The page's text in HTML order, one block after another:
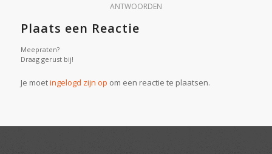
ANTWOORDEN
Plaats een Reactie
Meepraten?
Draag gerust bij!
Je moetingelogd zijn op om een reactie te plaatsen.